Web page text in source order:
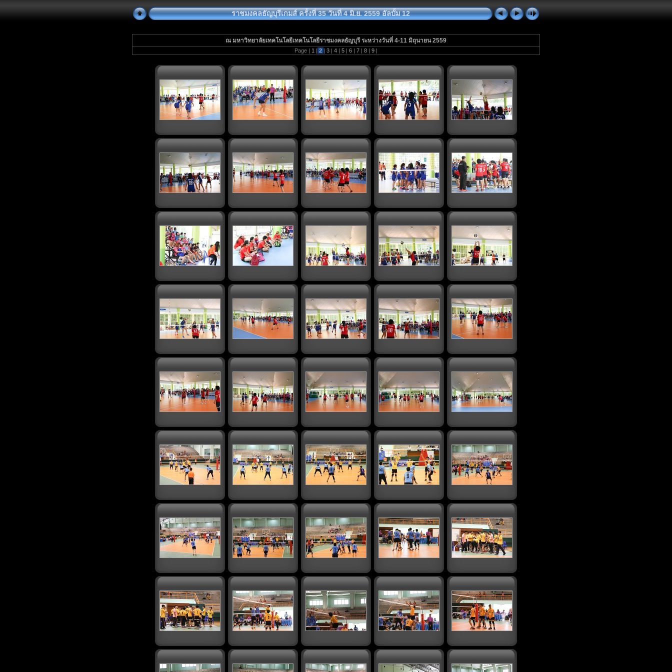
ราชมงคลธัญบุรีเกมส์ ครั้งที่ 35 วันที่ 4 มิ.ย. 2559 อัลบั้ม 12
ณ มหาวิทยาลัยเทคโนโลยีเทคโนโลยีราชมงคลธัญบุรี ระหว่างวันที่ 4-11 มิถุนายน 2559
Page | 1 | 2 | 3 | 4 | 5 | 6 | 7 | 8 | 9 |